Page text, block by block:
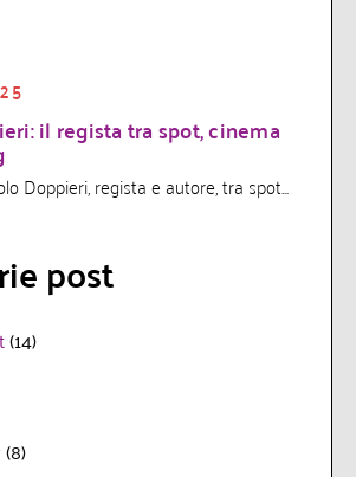
il regista tra spot, cinema
Doppieri, regista e autore, tra spot...
post
(14)
(8)